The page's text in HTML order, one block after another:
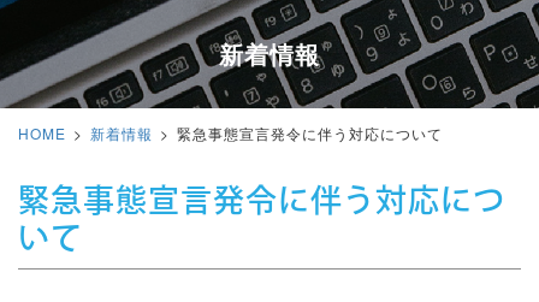
新着情報
HOME 新着情報 緊急事態宣言発令に伴う対応について
緊急事態宣言発令に伴う対応につ
いて